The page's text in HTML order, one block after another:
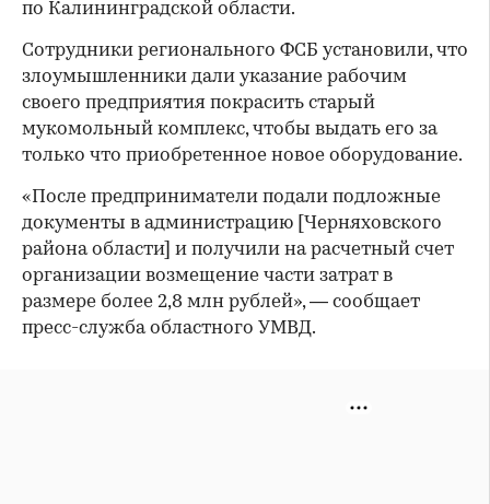
по Калининградской области.
Сотрудники регионального ФСБ установили, что
злоумышленники дали указание рабочим
своего предприятия покрасить старый
мукомольный комплекс, чтобы выдать его за
только что приобретенное новое оборудование.
«После предприниматели подали подложные
документы в администрацию [Черняховского
района области] и получили на расчетный счет
организации возмещение части затрат в
размере более 2,8 млн рублей», — сообщает
пресс-служба областного УМВД.